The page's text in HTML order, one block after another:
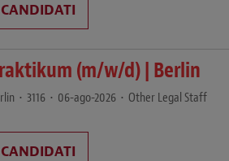
CANDIDATI
(m/w/d) | Berlin
• 3116 • 06-ago-2026 • Other Legal Staff
CANDIDATI